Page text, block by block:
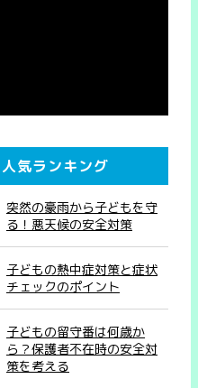
人気ランキング
突然の豪雨から子どもを守
る！悪天候の安全対策
子どもの熱中症対策と症状
チェックのポイント
子どもの留守番は何歳か
ら？保護者不在時の安全対
策を考える